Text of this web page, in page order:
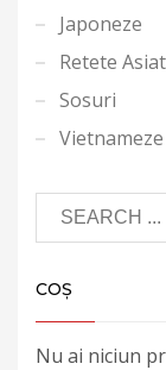
Japoneze
Retete
Sosuri
Vietnameze
COȘ
Nu ai niciun